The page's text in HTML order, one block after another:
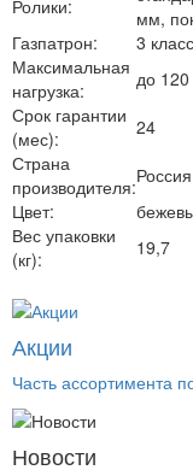
Ролики:
мм,
Газпатрон:
3
Максимальная
нагрузка:
до 120
Срок гарантии
(мес):
24
Страна
производителя:Россия
Цвет:
Вес упаковки
(кг):
19,7
Акции
Часть ассортимента
Новости